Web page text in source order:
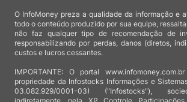
O InfoMoney preza a qualidade da informação e
todo o conteúdo produzido por sua equipe,
não faz qualquer tipo de recomendação de
responsabilizando por perdas, danos (diretos,
custos e lucros cessantes.
IMPORTANTE: O portal
propriedade da Infostocks Informações e
03.082.929/0001-03) ("Infostocks"),